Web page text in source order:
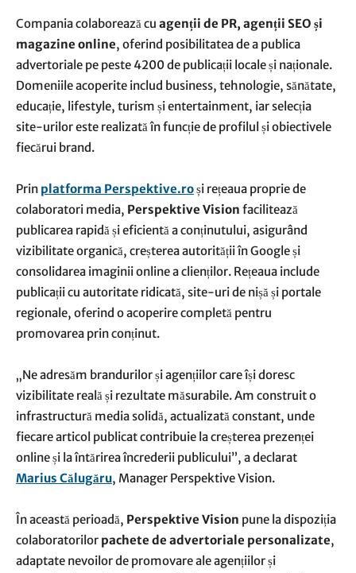
Compania colaborează cu agenții de PR, agenții SEO și
magazine online, oferind posibilitatea de a publica
advertoriale pe peste 4200 de publicații locale și naționale.
Domeniile acoperite includ business, tehnologie, sănătate,
educație, lifestyle, turism și entertainment, iar selecția
site-urilor este realizată în funcție de profilul și obiectivele
fiecărui brand.
Prin platforma Perspektive.roși rețeaua proprie de
colaboratori media, Perspektive Vision facilitează
publicarea rapidă și eficientă a conținutului, asigurând
vizibilitate organică, creșterea autorității în Google și
consolidarea imaginii online a clienților. Rețeaua include
publicații cu autoritate ridicată, site-uri de nișă și portale
regionale, oferind o acoperire completă pentru
promovarea prin conținut.
„Ne adresăm brandurilor și agențiilor care își doresc
vizibilitate reală și rezultate măsurabile. Am construit o
infrastructură media solidă, actualizată constant, unde
fiecare articol publicat contribuie la creșterea prezenței
online și la întărirea încrederii publicului”, a declarat
Marius Călugăru, Manager Perspektive Vision.
În această perioadă, Perspektive Vision pune la dispoziția
colaboratorilor pachete de advertoriale personalizate,
adaptate nevoilor de promovare ale agențiilor și